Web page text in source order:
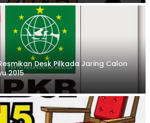
Desk Pilkada Jaring Calon
2015